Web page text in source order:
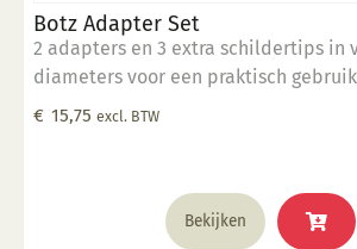
Botz Adapter Set
2 adapters en 3 extra schildertips in
diameters voor een praktisch gebruik
9040 of van de lege flesjesset B9031
€ 15,75 excl. BTW
Bekijken